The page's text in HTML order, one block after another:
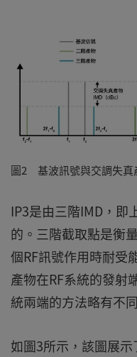
圖2 基波訊號與交調失真
IP3是由三階IMD，
的。三階截取點是衡
個RF訊號作用時耐受
產物在RF系統的發射
統兩端的方法略有不
如圖3所示，該圖展